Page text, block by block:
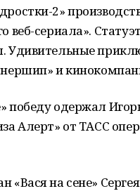
2»
веб-сериала».
Удивительные
и
одержал
Алерт» от ТАСС
на сене»